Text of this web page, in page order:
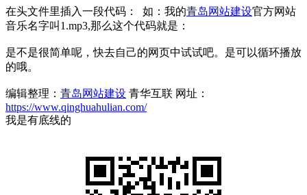
在头文件里插入一段代码： 如：我的青岛网站建设官方网站
音乐名字叫1.mp3,那么这个代码就是：
是不是很简单呢，快去自己的网页中试试吧。是可以循环播放
的哦。
编辑整理： 青岛网站建设 青华互联 网址：
https://www.qinghuahulian.com/
我是有底线的